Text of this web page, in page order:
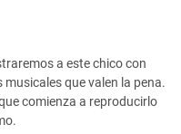
a este chico con
que valen la pena.
comienza a reproducirlo